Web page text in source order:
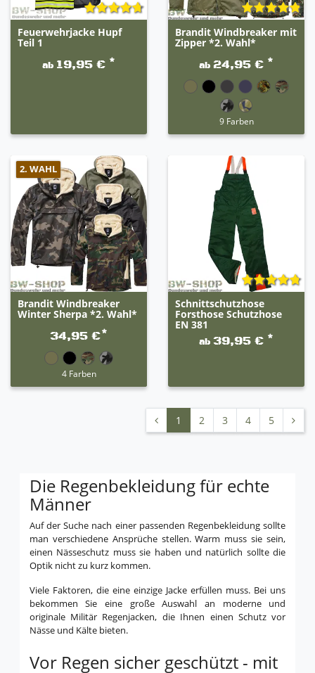
Feuerwehrjacke Hupf
Teil 1
ab 19,95 € *
Brandit Windbreaker mit
Zipper *2. Wahl*
ab 24,95 € *
9 Farben
2. WAHL
Brandit Windbreaker
Winter Sherpa *2. Wahl*
34,95 €*
4 Farben
Schnittschutzhose
Forsthose Schutzhose
EN 381
ab 39,95 € *
1 2 3 4 5
Die Regenbekleidung für echte
Männer
Auf der Suche nach einer passenden Regenbekleidung sollte
man verschiedene Ansprüche stellen. Warm muss sie sein,
einen Nässeschutz muss sie haben und natürlich sollte die
Optik nicht zu kurz kommen.
Viele Faktoren, die eine einzige Jacke erfüllen muss. Bei uns
bekommen Sie eine große Auswahl an moderne und
originale Militär Regenjacken, die Ihnen einen Schutz vor
Nässe und Kälte bieten.
Vor Regen sicher geschützt - mit